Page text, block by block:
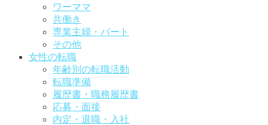
ワーママ
共働き
専業主婦・パート
その他
女性の転職
年齢別の転職活動
転職準備
履歴書・職務履歴書
応募・面接
内定・退職・入社